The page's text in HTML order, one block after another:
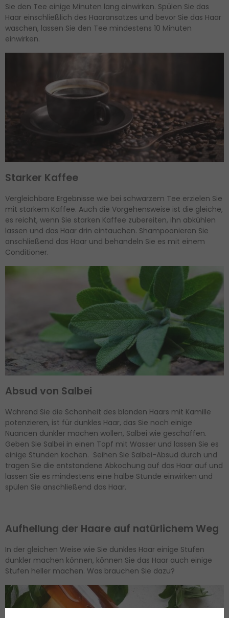
Sie den Tee einige Minuten lang einwirken. Spülen Sie das
Haar einschließlich des Haaransatzes und bevor Sie das Haar
waschen, lassen Sie den Tee mindestens 10 Minuten
einwirken.
Starker Kaffee
Vergleichbare Ergebnisse wie bei schwarzem Tee erzielen Sie
mit starkem Kaffee. Auch die Vorgehensweise ist die gleiche,
es reicht, wenn Sie starken Kaffee zubereiten, ihn abkühlen
lassen und das Haar drin eintauchen. Shampoonieren Sie
anschließend das Haar und behandeln Sie es mit einem
Conditioner.
Absud von Salbei
Während Sie die Schönheit des blonden Haars mit Kamille
potenzieren, ist für dunkles Haar, das Sie noch einige
Nuancen dunkler machen wollen, Salbei wie geschaffen.
Geben Sie Salbei in einen Topf mit Wasser und lassen Sie es
einige Stunden kochen. Seihen Sie Salbei-Absud durch und
tragen Sie die entstandene Abkochung auf das Haar auf und
lassen Sie es mindestens eine halbe Stunde einwirken und
spülen Sie anschließend das Haar.
Aufhellung der Haare auf natürlichem Weg
In der gleichen Weise wie Sie dunkles Haar einige Stufen
dunkler machen können, können Sie das Haar auch einige
Stufen heller machen. Was brauchen Sie dazu?